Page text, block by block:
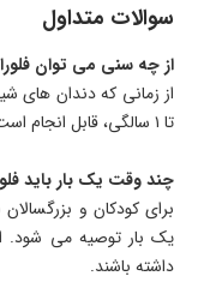
سوالات متداول
از چه سنی می توان
تا ۱ سالگی، قابل انجام است.
چند وقت یک بار باید
داشته باشند.